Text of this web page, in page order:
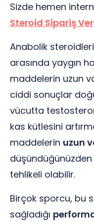
Sizde hemen
Steroid Sipariş Ver
Anabolik
arasında yaygın
maddelerin uzun
ciddi sonuçlar
vücutta
kas kütlesini
maddelerin uzun
tehlikeli olabilir.
Birçok sporcu, bu
sağladığı